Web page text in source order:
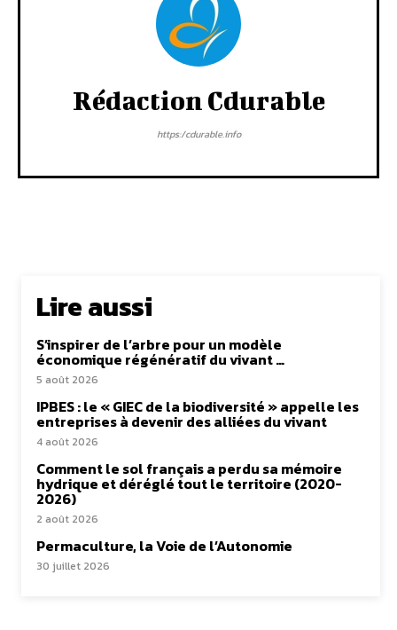
Rédaction Cdurable
https:/cdurable.info
Lire aussi
S’inspirer de l’arbre pour un modèle
économique régénératif du vivant …
5 août 2026
IPBES : le « GIEC de la biodiversité » appelle les
entreprises à devenir des alliées du vivant
4 août 2026
Comment le sol français a perdu sa mémoire
hydrique et déréglé tout le territoire (2020-
2026)
2 août 2026
Permaculture, la Voie de l’Autonomie
30 juillet 2026